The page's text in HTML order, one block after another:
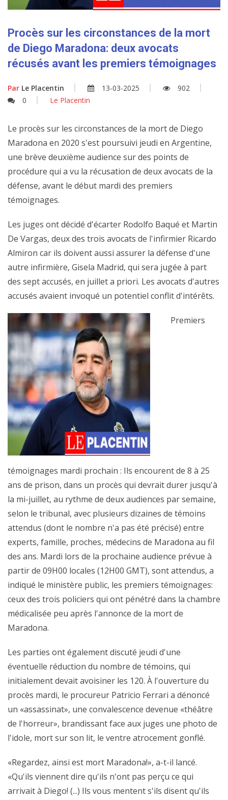
Procès sur les circonstances de la mort
de Diego Maradona: deux avocats
récusés avant les premiers témoignages
Par Le Placentin 13-03-2025
902
0
Le Placentin
Le procès sur les circonstances de la mort de Diego
Maradona en 2020 s'est poursuivi jeudi en Argentine,
une brève deuxième audience sur des points de
procédure qui a vu la récusation de deux avocats de la
défense, avant le début mardi des premiers
témoignages.
Les juges ont décidé d'écarter Rodolfo Baqué et Martin
De Vargas, deux des trois avocats de l'infirmier Ricardo
Almiron car ils doivent aussi assurer la défense d'une
autre infirmière, Gisela Madrid, qui sera jugée à part
des sept accusés, en juillet a priori. Les avocats d'autres
accusés avaient invoqué un potentiel conflit d'intérêts.
Premiers
témoignages mardi prochain : Ils encourent de 8 à 25
ans de prison, dans un procès qui devrait durer jusqu'à
la mi-juillet, au rythme de deux audiences par semaine,
selon le tribunal, avec plusieurs dizaines de témoins
attendus (dont le nombre n'a pas été précisé) entre
experts, famille, proches, médecins de Maradona au fil
des ans. Mardi lors de la prochaine audience prévue à
partir de 09H00 locales (12H00 GMT), sont attendus, a
indiqué le ministère public, les premiers témoignages:
ceux des trois policiers qui ont pénétré dans la chambre
médicalisée peu après l'annonce de la mort de
Maradona.
Les parties ont également discuté jeudi d'une
éventuelle réduction du nombre de témoins, qui
initialement devait avoisiner les 120. À l'ouverture du
procès mardi, le procureur Patricio Ferrari a dénoncé
un «assassinat», une convalescence devenue «théâtre
de l'horreur», brandissant face aux juges une photo de
l'idole, mort sur son lit, le ventre atrocement gonflé.
«Regardez, ainsi est mort Maradona!», a-t-il lancé.
«Qu'ils viennent dire qu'ils n'ont pas perçu ce qui
arrivait à Diego! (...) Ils vous mentent s'ils disent qu'ils